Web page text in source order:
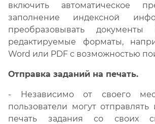
включить автоматическое
заполнение индексной
преобразовывать
редактируемые форматы,
Word или PDF с возможностью
Отправка заданий на печать.
- Независимо от своего
пользователи могут
печать задания со своих